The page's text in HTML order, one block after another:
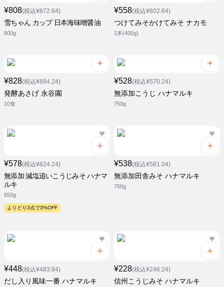
¥808(税込¥872.64)
雪ちゃん カップ 日本海味噌醤油
800g
¥558(税込¥602.64)
つけてみそかけてみそ ナカモ
1本(400g)
¥828(税込¥894.24)
発酵あさげ 永谷園
10食
¥528(税込¥570.24)
無添加こうじ ハナマルキ
750g
¥578(税込¥624.24)
無添加 減塩追いこうじみそ ハナマ
ルキ
650g
よりどり3点で3%OFF
¥538(税込¥581.04)
無添加田舎みそ ハナマルキ
750g
¥448(税込¥483.84)
だし入り風味一番 ハナマルキ
¥228(税込¥246.24)
信州こうじみそ ハナマルキ